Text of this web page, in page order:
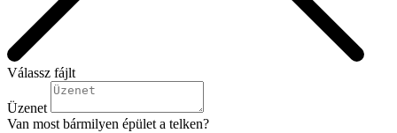
Válassz fájlt
Üzenet
Van most bármilyen épület a telken?